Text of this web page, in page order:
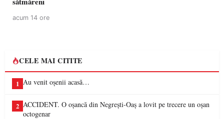
acum 14 ore
CELE MAI CITITE
1 Au venit oșenii acasă…
2 ACCIDENT. O oșancă din Negrești-Oaș a lovit pe trecere un oșan
octogenar